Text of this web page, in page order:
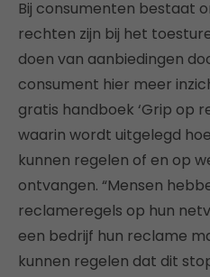
Bij consumenten bestaat
rechten zijn bij het
doen van aanbiedingen
consument hier meer
gratis handboek ‘Grip op
waarin wordt uitgelegd
kunnen regelen of en op
ontvangen. “Mensen
reclameregels op hun
een bedrijf hun reclame
kunnen regelen dat dit